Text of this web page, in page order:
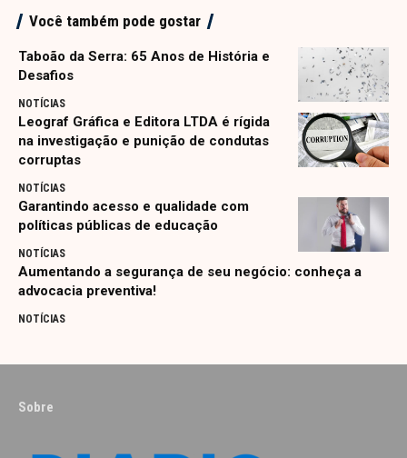
Você também pode gostar
Taboão da Serra: 65 Anos de História e
Desafios
NOTÍCIAS
Leograf Gráfica e Editora LTDA é rígida
na investigação e punição de condutas
corruptas
NOTÍCIAS
Garantindo acesso e qualidade com
políticas públicas de educação
NOTÍCIAS
Aumentando a segurança de seu negócio: conheça a
advocacia preventiva!
NOTÍCIAS
Sobre